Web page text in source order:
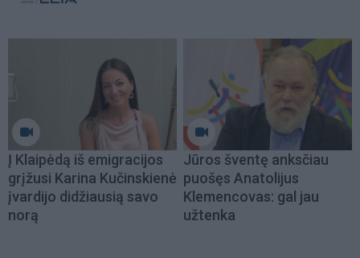
Į Klaipėdą iš emigracijos
grįžusi Karina Kučinskienė
įvardijo didžiausią savo
norą
Jūros šventę anksčiau
puošęs Anatolijus
Klemencovas: gal jau
užtenka